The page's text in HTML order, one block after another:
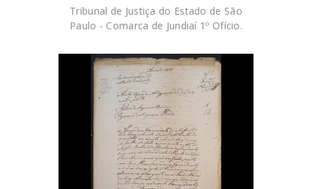
Tribunal de Justiça do Estado de São
Paulo - Comarca de Jundiaí 1º Ofício.